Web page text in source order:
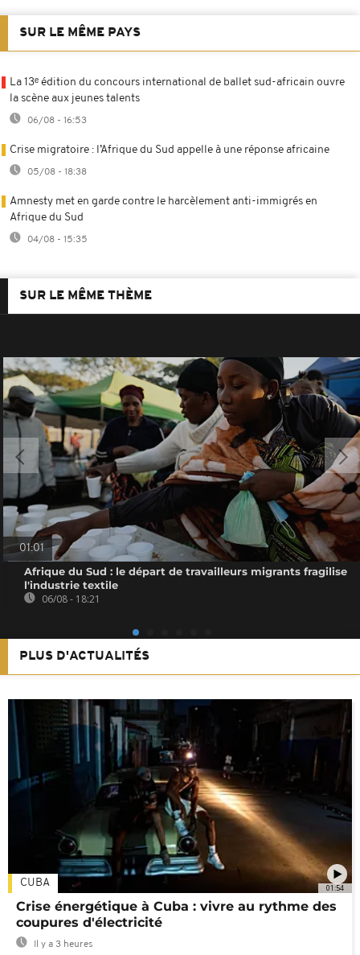
SUR LE MÊME PAYS
La 13ᵉ édition du concours international de ballet sud-africain ouvre
la scène aux jeunes talents
06/08 - 16:53
Crise migratoire : l’Afrique du Sud appelle à une réponse africaine
05/08 - 18:38
Amnesty met en garde contre le harcèlement anti-immigrés en
Afrique du Sud
04/08 - 15:35
SUR LE MÊME THÈME
01:01
Afrique du Sud : le départ de travailleurs migrants fragilise
l'industrie textile
06/08 - 18:21
PLUS D'ACTUALITÉS
01:54
CUBA
Crise énergétique à Cuba : vivre au rythme des
coupures d'électricité
Il y a 3 heures